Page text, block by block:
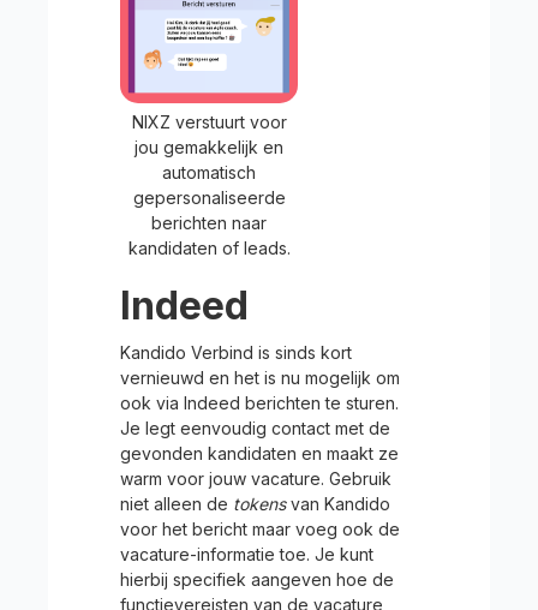
NIXZ verstuurt voor
jou gemakkelijk en
automatisch
gepersonaliseerde
berichten naar
kandidaten of leads.
Indeed
Kandido Verbind is sinds kort
vernieuwd en het is nu mogelijk om
ook via Indeed berichten te sturen.
Je legt eenvoudig contact met de
gevonden kandidaten en maakt ze
warm voor jouw vacature. Gebruik
niet alleen de tokensvan Kandido
voor het bericht maar voeg ook de
vacature-informatie toe. Je kunt
hierbij specifiek aangeven hoe de
functievereisten van de vacature